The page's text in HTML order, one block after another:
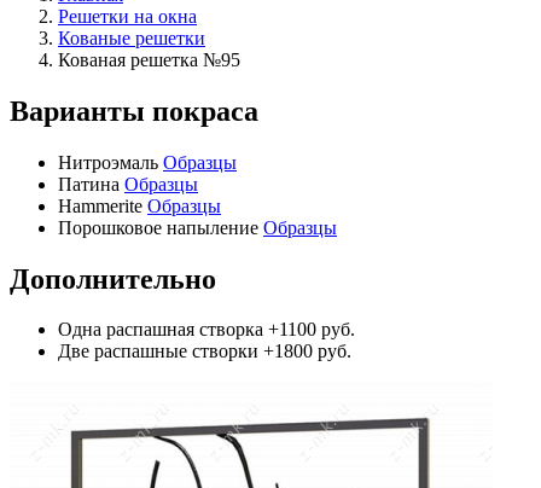
Решетки на окна
Кованые решетки
Кованая решетка №95
Варианты покраса
Нитроэмаль Образцы
Патина Образцы
Hammerite Образцы
Порошковое напыление Образцы
Дополнительно
Одна распашная створка +1100 руб.
Две распашные створки +1800 руб.